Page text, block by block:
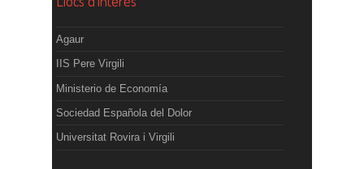
Agaur
IIS Pere Virgili
Ministerio de Economía
Sociedad Española del Dolor
Universitat Rovira i Virgili